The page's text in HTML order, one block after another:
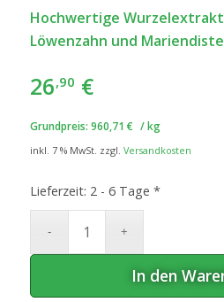
Hochwertige
Löwenzahn und
26,90 €
Grundpreis: 960,71 € /kg
inkl. 7 % MwSt. zzgl. Versandkosten
Lieferzeit: 2 - 6 Tage *
In den